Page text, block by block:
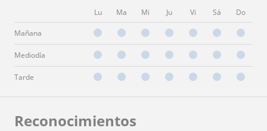
Lu Ma Mi Ju Vi Sá Do
Mañana
Mediodía
Tarde
Reconocimientos